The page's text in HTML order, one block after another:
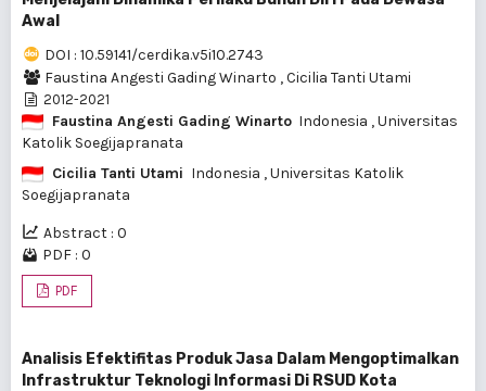
Awal
DOI : 10.59141/cerdika.v5i10.2743
Faustina Angesti Gading Winarto ,Cicilia Tanti Utami
2012-2021
Faustina Angesti Gading Winarto Indonesia , Universitas
Katolik Soegijapranata
Cicilia Tanti Utami Indonesia , Universitas Katolik
Soegijapranata
Abstract : 0
PDF : 0
PDF
Analisis Efektifitas Produk Jasa Dalam Mengoptimalkan
Infrastruktur Teknologi Informasi Di RSUD Kota